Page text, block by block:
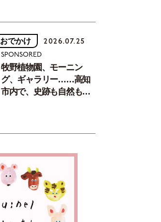
おでかけ 2026.07.25
SPONSORED
牧野植物園、モーニン
グ、ギャラリー……高知
市内で、史跡も自然もグ